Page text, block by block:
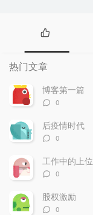
热
门
文
章
热门文章
博客第一篇
评
数：
0
后疫情时代
评
数：
0
工作中的上位
评
数：
0
股权激励
评
0